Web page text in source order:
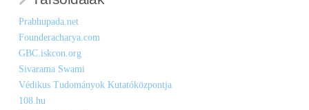
Prabhupada.net
Founderacharya.com
GBC.iskcon.org
Sivarama Swami
Védikus Tudományok Kutatóközpontja
108.hu